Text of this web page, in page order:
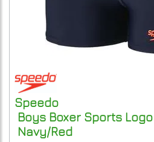
Speedo
Boys Boxer Sports
Navy/Red